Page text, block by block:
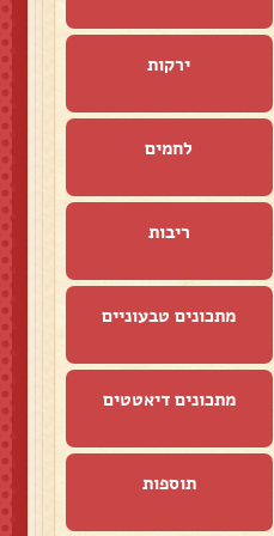
ירקות
לחמים
ריבות
מתכונים טבעוניים
מתכונים דיאטטים
תוספות